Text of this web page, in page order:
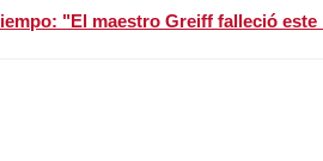
"El maestro Greiff falleció